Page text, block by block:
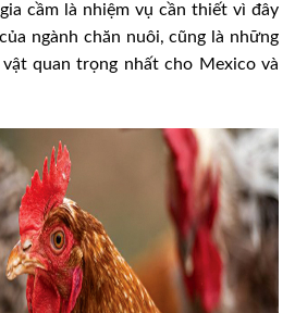
cầm là nhiệm vụ cần thiết vì đây
ngành chăn nuôi, cũng là những
quan trọng nhất cho Mexico và